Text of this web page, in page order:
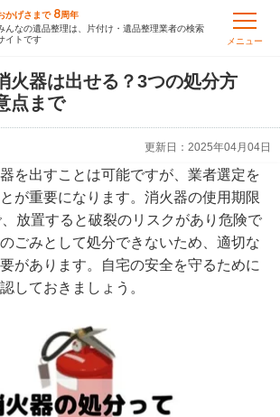
かげさまで 8周年
んなの遺品整理は、片付け・遺品整理業者の検索
イトです
メニュー
火器は出せる？3つの処分方
点まで
更新日： 2025年04月04日
を出すことは可能ですが、業者選定を
が重要になります。消火器の使用期限
放置すると破裂のリスクがあり危険で
ごみとして処分できないため、適切な
があります。自宅の安全を守るために
しておきましょう。